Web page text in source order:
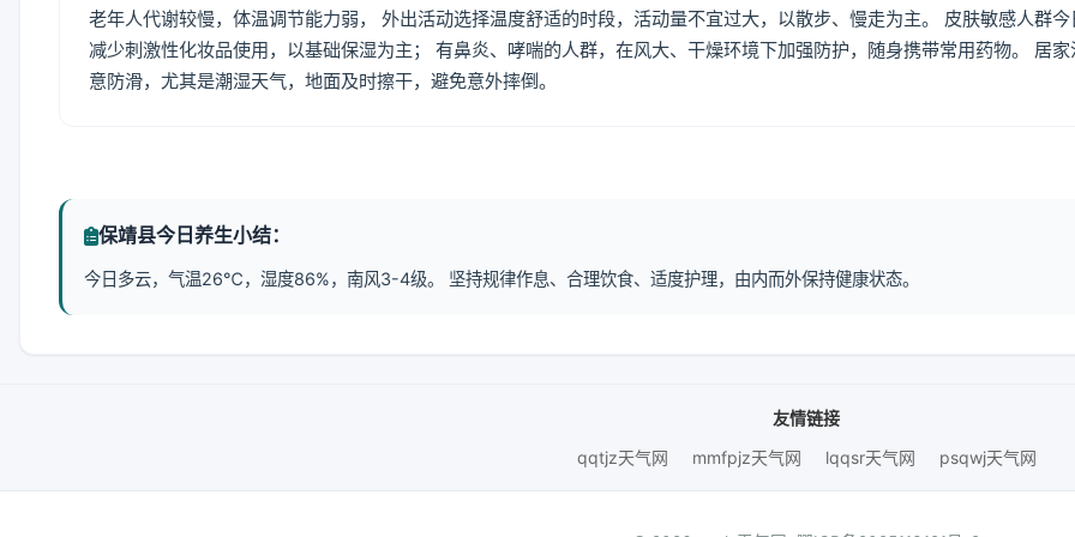
老年人代谢较慢，体温调节能力弱， 外出活动选择温度舒适的时段，活动量不宜过大，以散步、慢走为主。 皮肤敏感人群今
减少刺激性化妆品使用，以基础保湿为主； 有鼻炎、哮喘的人群，在风大、干燥环境下加强防护，随身携带常用药物。 居家
意防滑，尤其是潮湿天气，地面及时擦干，避免意外摔倒。
保靖县今日养生小结：
今日多云，气温26℃，湿度86%，南风3-4级。 坚持规律作息、合理饮食、适度护理，由内而外保持健康状态。
友情链接
qqtjz天气网
mmfpjz天气网 lqqsr天气网 psqwj天气网